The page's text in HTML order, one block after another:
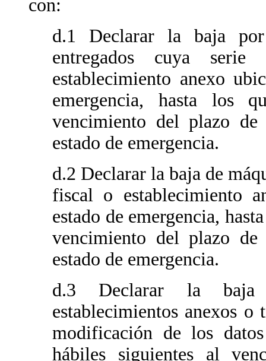
con:
d.1 Declarar la baja
entregados cuya
establecimiento anexo
emergencia, hasta los
vencimiento del plazo
estado de emergencia.
d.2 Declarar la baja de
fiscal o establecimiento
estado de emergencia,
vencimiento del plazo
estado de emergencia.
d.3 Declarar la baja
establecimientos anexos
modificación de los
hábiles siguientes al